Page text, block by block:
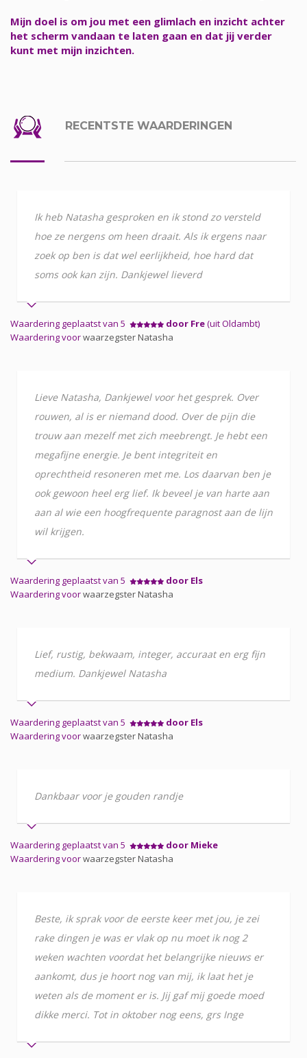
Mijn doel is om jou met een glimlach en inzicht achter
het scherm vandaan te laten gaan en dat jij verder
kunt met mijn inzichten.
RECENTSTE WAARDERINGEN
Ik heb Natasha gesproken en ik stond zo versteld
hoe ze nergens om heen draait. Als ik ergens naar
zoek op ben is dat wel eerlijkheid, hoe hard dat
soms ook kan zijn. Dankjewel lieverd
Waardering geplaatst van 5 door Fre(uit Oldambt)
Waardering voorwaarzegster Natasha
Lieve Natasha, Dankjewel voor het gesprek. Over
rouwen, al is er niemand dood. Over de pijn die
trouw aan mezelf met zich meebrengt. Je hebt een
megafijne energie. Je bent integriteit en
oprechtheid resoneren met me. Los daarvan ben je
ook gewoon heel erg lief. Ik beveel je van harte aan
aan al wie een hoogfrequente paragnost aan de lijn
wil krijgen.
Waardering geplaatst van 5
door Els
Waardering voorwaarzegster Natasha
Lief, rustig, bekwaam, integer, accuraat en erg fijn
medium. Dankjewel Natasha
Waardering geplaatst van 5
door Els
Waardering voorwaarzegster Natasha
Dankbaar voor je gouden randje
Waardering geplaatst van 5
door Mieke
Waardering voorwaarzegster Natasha
Beste, ik sprak voor de eerste keer met jou, je zei
rake dingen je was er vlak op nu moet ik nog 2
weken wachten voordat het belangrijke nieuws er
aankomt, dus je hoort nog van mij, ik laat het je
weten als de moment er is. Jij gaf mij goede moed
dikke merci. Tot in oktober nog eens, grs Inge